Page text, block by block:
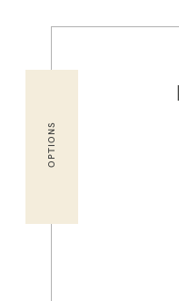
OPTIONS